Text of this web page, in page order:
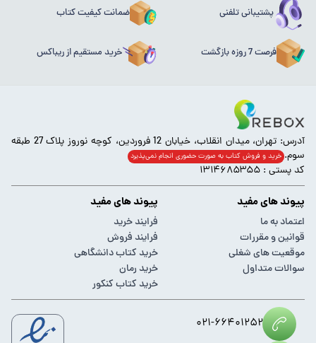
پشتیبانی تلفنی ضمانت کیفیت کتاب
فرصت 7 روزه بازگشت خرید مستقیم از ریباکس
آدرس: تهران، میدان انقلاب، خیابان 12 فروردین، کوچه نوروز پلاک 27 طبقه
سوم. خرید و فروش کتاب به صورت حضوری انجام‌ نمی‌پذیرد
کد پستی : ۱۳۱۴۶۸۵۳۵۵
پیوند های مفید
اعتماد به ما
قوانین و مقررات
موقعیت های شغلی
سوالات متداول
پیوند های مفید
فرایند خرید
فرایند فروش
خرید کتاب دانشگاهی
خرید رمان
خرید کتاب کنکور
۰۲۱-۶۶۴۰۱۲۵۲